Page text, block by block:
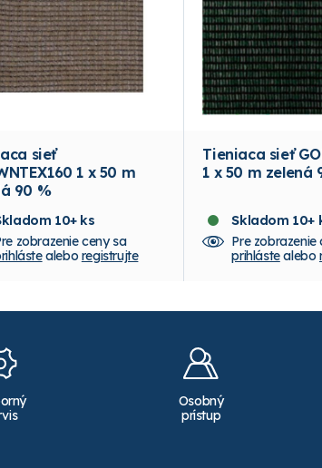
sieť
1 x 50 m
90 %
10+ ks
zobrazenie ceny sa
alebo registrujte
Tieniaca sieť
1 x 50 m zelená
Skladom 10+
Pre zobrazenie
prihlástealebo
Osobný
prístup